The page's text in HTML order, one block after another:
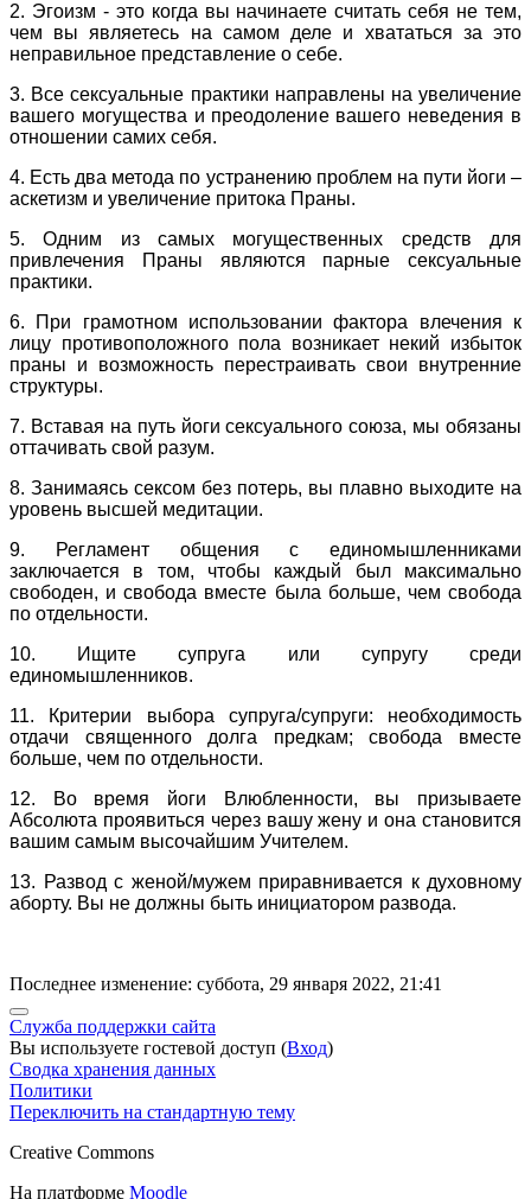
2. Эгоизм - это когда вы начинаете считать себя не тем,
чем вы являетесь на самом деле и хвататься за это
неправильное представление о себе.
3. Все сексуальные практики направлены на увеличение
вашего могущества и преодоление вашего неведения в
отношении самих себя.
4. Есть два метода по устранению проблем на пути йоги –
аскетизм и увеличение притока Праны.
5. Одним из самых могущественных средств для
привлечения Праны являются парные сексуальные
практики.
6. При грамотном использовании фактора влечения к
лицу противоположного пола возникает некий избыток
праны и возможность перестраивать свои внутренние
структуры.
7. Вставая на путь йоги сексуального союза, мы обязаны
оттачивать свой разум.
8. Занимаясь сексом без потерь, вы плавно выходите на
уровень высшей медитации.
9. Регламент общения с единомышленниками
заключается в том, чтобы каждый был максимально
свободен, и свобода вместе была больше, чем свобода
по отдельности.
10. Ищите супруга или супругу среди
единомышленников.
11. Критерии выбора супруга/супруги: необходимость
отдачи священного долга предкам; свобода вместе
больше, чем по отдельности.
12. Во время йоги Влюбленности, вы призываете
Абсолюта проявиться через вашу жену и она становится
вашим самым высочайшим Учителем.
13. Развод с женой/мужем приравнивается к духовному
аборту. Вы не должны быть инициатором развода.
Последнее изменение: суббота, 29 января 2022, 21:41
Служба поддержки сайта
Вы используете гостевой доступ (Вход)
Сводка хранения данных
Политики
Переключить на стандартную тему
Creative Commons
На платформе Moodle